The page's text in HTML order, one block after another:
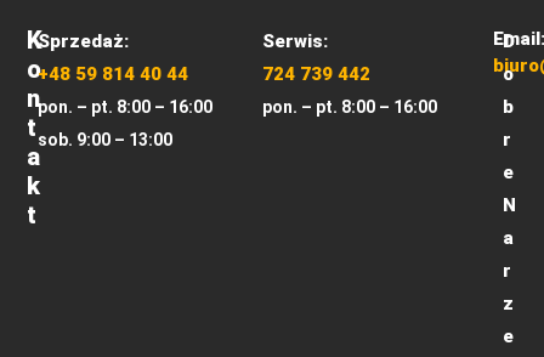
K
O
N
T
A
K
T
Sprzedaż:
+48 59 814 40 44
pon. – pt. 8:00 – 16:00
sob. 9:00 – 13:00
Serwis:
724 739 442
pon. – pt. 8:00 – 16:00
Email:
D
o
b
r
e
N
a
r
z
e